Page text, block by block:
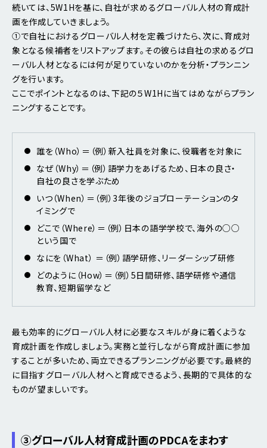
続いては、5W1Hを基に、自社が求めるグローバル人材の育成計
画を作成していきましょう。
①で自社におけるグローバル人材を定義づけたら、次に、育成対
象となる候補者をリストアップます。その彼らは自社の求めるグロ
ーバル人材となるには何が足りていないのかを分析・プランニン
グを行います。
ここでポイントとなるのは、下記の５W1Hに当てはめながらプラン
ニングすることです。
誰を（Who）＝（例）新入社員を対象に、役職者を対象に
なぜ（Why）＝（例）語学力をあげるため、日本の良さ・
自社の良さを学ぶため
いつ（When）＝（例）3年後のジョブローテーションのタ
イミングで
どこで（Where）＝（例）日本の語学学校で、海外の○○
という国で
なにを（What） ＝（例）語学研修、リーダーシップ研修
どのように（How）＝（例）5日間研修、語学研修や通信
教育、短期留学など
最も効率的にグローバル人材に必要なスキルが身に着くような
育成計画を作成しましょう。実務と並行しながら育成計画に参加
することが多いため、両立できるプランニングが必要です。最終的
に目指すグローバル人材へと育成できるよう、長期的で具体的な
ものが望ましいです。
③グローバル人材育成計画のPDCAをまわす